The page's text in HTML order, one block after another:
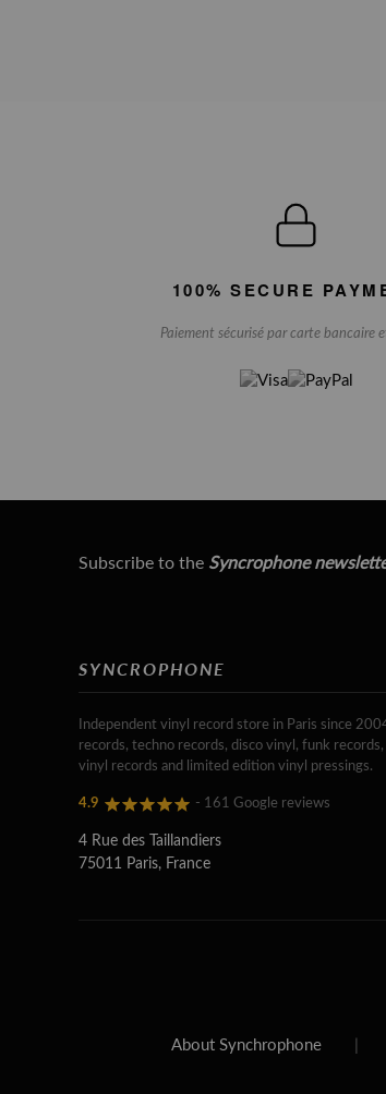
100% SECURE
Paiement sécurisé par carte bancaire
Subscribe to the Syncrophone
SYNCROPHONE
Independent vinyl record store in Paris since
records, techno records, disco vinyl, funk
vinyl records and limited edition vinyl pressings.
4.9 - 161 Google reviews
4 Rue des Taillandiers
75011 Paris, France
About Synchrophone